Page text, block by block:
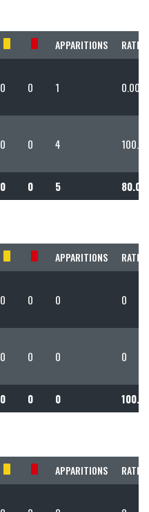
APPARITIONS RATIO
0 0 1 0.00
0 0 4 100.00
0 0 5 80.00
APPARITIONS RATIO
0 0 0 0
0 0 0 0
0 0 0
APPARITIONS RATIO